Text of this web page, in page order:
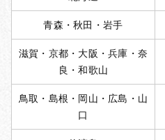
青森・秋田・岩手
滋賀・京都・大阪・兵庫・奈
良・和歌山
鳥取・島根・岡山・広島・山
口